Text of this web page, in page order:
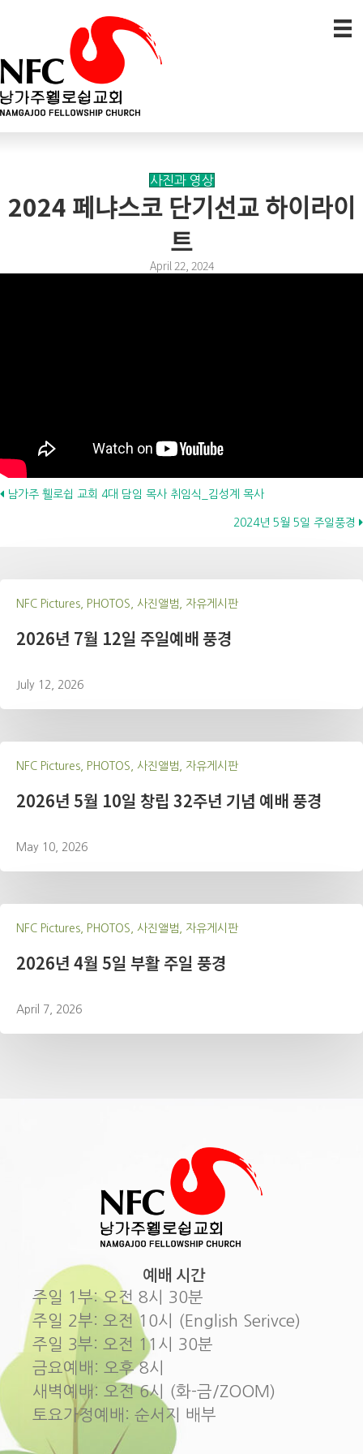
사진과 영상
2024 페냐스코 단기선교 하이라이
트
April 22, 2024
Posts
남가주 휄로쉽 교회 4대 담임 목사 취임식_김성계 목사
2024년 5월 5일 주일풍경
NFC Pictures, PHOTOS, 사진앨범, 자유게시판
2026년 7월 12일 주일예배 풍경
July 12, 2026
NFC Pictures, PHOTOS, 사진앨범, 자유게시판
2026년 5월 10일 창립 32주년 기념 예배 풍경
May 10, 2026
NFC Pictures, PHOTOS, 사진앨범, 자유게시판
2026년 4월 5일 부활 주일 풍경
April 7, 2026
예배 시간
주일 1부: 오전 8시 30분
주일 2부: 오전 10시 (English Serivce)
주일 3부: 오전 11시 30분
금요예배: 오후 8시
새벽예배: 오전 6시 (화-금/ZOOM)
토요가정예배: 순서지 배부